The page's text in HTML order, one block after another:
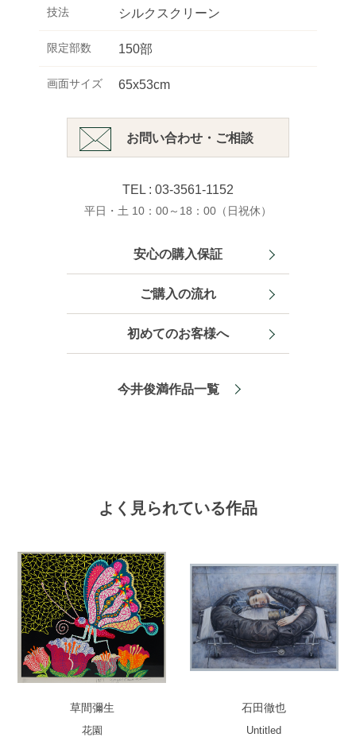
技法 シルクスクリーン
限定部数 150部
画面サイズ 65x53cm
お問い合わせ・ご相談
TEL : 03-3561-1152
平日・土 10：00～18：00（日祝休）
安心の購入保証
ご購入の流れ
初めてのお客様へ
今井俊満作品一覧
よく見られている作品
草間彌生
花園
石田徹也
Untitled